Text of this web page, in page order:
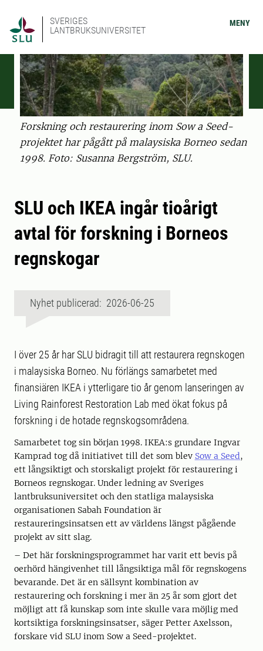
SVERIGES
LANTBRUKSUNIVERSITET
MENY
Forskning och restaurering inom Sow a Seed-
projektet har pågått på malaysiska Borneo sedan
1998. Foto: Susanna Bergström, SLU.
SLU och IKEA ingår tioårigt
avtal för forskning i Borneos
regnskogar
Nyhet publicerad: 2026-06-25
I över 25 år har SLU bidragit till att restaurera regnskogen
i malaysiska Borneo. Nu förlängs samarbetet med
finansiären IKEA i ytterligare tio år genom lanseringen av
Living Rainforest Restoration Lab med ökat fokus på
forskning i de hotade regnskogsområdena.
Samarbetet tog sin början 1998. IKEA:s grundare Ingvar
Kamprad tog då initiativet till det som blev Sow a Seed,
ett långsiktigt och storskaligt projekt för restaurering i
Borneos regnskogar. Under ledning av Sveriges
lantbruksuniversitet och den statliga malaysiska
organisationen Sabah Foundation är
restaureringsinsatsen ett av världens längst pågående
projekt av sitt slag.
– Det här forskningsprogrammet har varit ett bevis på
oerhörd hängivenhet till långsiktiga mål för regnskogens
bevarande. Det är en sällsynt kombination av
restaurering och forskning i mer än 25 år som gjort det
möjligt att få kunskap som inte skulle vara möjlig med
kortsiktiga forskningsinsatser, säger Petter Axelsson,
forskare vid SLU inom Sow a Seed-projektet.